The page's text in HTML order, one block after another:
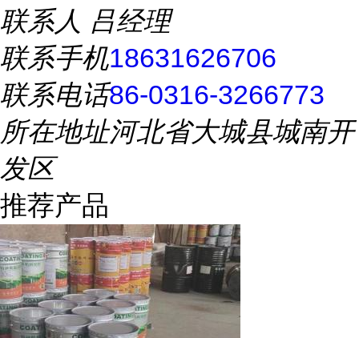
联系人 吕经理
联系手机18631626706
联系电话86-0316-3266773
所在地址河北省大城县城南开
发区
推荐产品